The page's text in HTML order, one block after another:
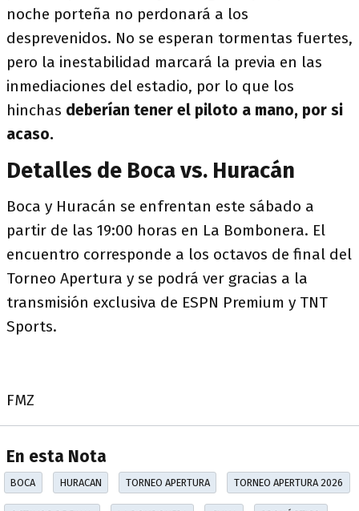
noche porteña no perdonará a los
desprevenidos. No se esperan tormentas fuertes,
pero la inestabilidad marcará la previa en las
inmediaciones del estadio, por lo que los
hinchas deberían tener el piloto a mano, por si
acaso.
Detalles de Boca vs. Huracán
Boca y Huracán se enfrentan este sábado a
partir de las 19:00 horas en La Bombonera. El
encuentro corresponde a los octavos de final del
Torneo Apertura y se podrá ver gracias a la
transmisión exclusiva de ESPN Premium y TNT
Sports.
FMZ
En esta Nota
BOCA HURACAN TORNEO APERTURA TORNEO APERTURA 2026